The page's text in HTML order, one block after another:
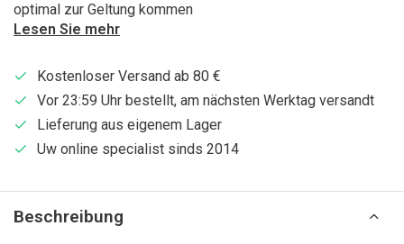
optimal zur Geltung kommen
Lesen Sie mehr
Kostenloser Versand ab 80 €
Vor 23:59 Uhr bestellt, am nächsten Werktag versandt
Lieferung aus eigenem Lager
Uw online specialist sinds 2014
Beschreibung